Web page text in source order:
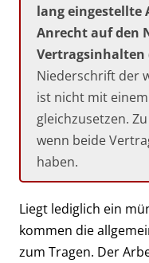
lang eingestellte
Anrecht auf den
Vertragsinhalten
Niederschrift der
ist nicht mit
gleichzusetzen.
wenn beide
haben.
Liegt lediglich ein
kommen die
zum Tragen. Der